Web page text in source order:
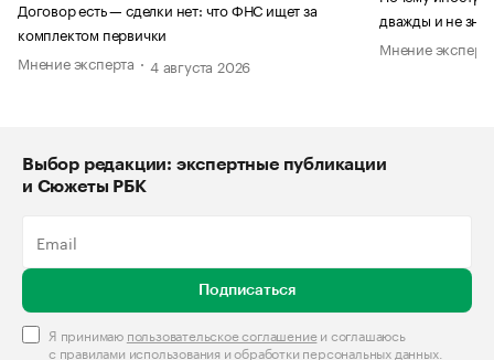
Договор есть — сделки нет: что ФНС ищет за
комплектом первички
Мнение эксперта
4 августа 2026
дважды и не
Мнение
Выбор редакции: экспертные публикации
и Сюжеты РБК
Подписаться
Я принимаю пользовательское соглашениеи соглашаюсь
с правилами использования и обработки персональных данных.